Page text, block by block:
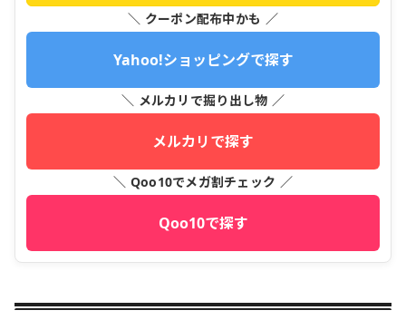
＼ クーポン配布中かも ／
Yahoo!ショッピングで探す
＼ メルカリで掘り出し物 ／
メルカリで探す
＼ Qoo10でメガ割チェック ／
Qoo10で探す